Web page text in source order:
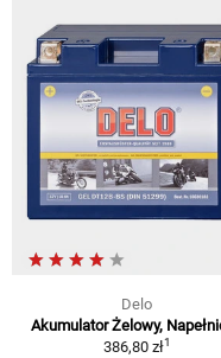
Delo
Akumulator Żelowy,
386,80 zł1